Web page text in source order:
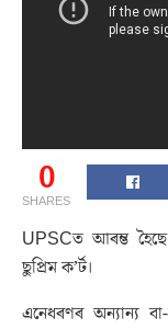
0
SHARES
UPSCত আৰম্ভ
ছুপ্ৰিম ক’ৰ্ট।
এনেধৰণৰ অন্যান্য